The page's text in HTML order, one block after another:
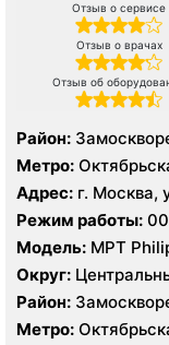
Отзыв о сервисе
Отзыв о врачах
Отзыв об
Район:
Метро:
Адрес: г. Москва,
Режим работы:
Модель: МРТ
Vantage 1.5 Т, КТ
Brilliance CT16
Округ:
Район:
Метро: